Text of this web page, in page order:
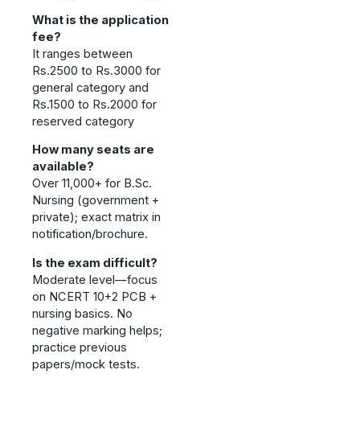
What is the application
fee?
It ranges between
Rs.2500 to Rs.3000 for
general category and
Rs.1500 to Rs.2000 for
reserved category
How many seats are
available?
Over 11,000+ for B.Sc.
Nursing (government +
private); exact matrix in
notification/brochure.
Is the exam difficult?
Moderate level—focus
on NCERT 10+2 PCB +
nursing basics. No
negative marking helps;
practice previous
papers/mock tests.